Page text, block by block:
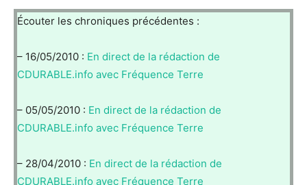
Écouter les chroniques précédentes :
– 16/05/2010 : En direct de la rédaction de
CDURABLE.info avec Fréquence Terre
– 05/05/2010 : En direct de la rédaction de
CDURABLE.info avec Fréquence Terre
– 28/04/2010 : En direct de la rédaction de
CDURABLE.info avec Fréquence Terre